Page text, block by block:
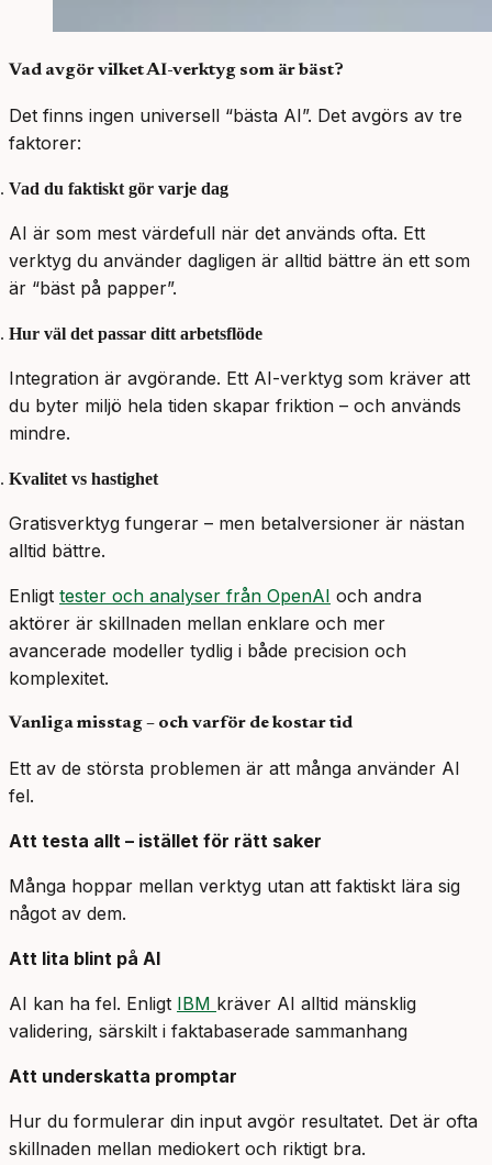
Vad avgör vilket AI-verktyg som är bäst?
Det finns ingen universell “bästa AI”. Det avgörs av tre
faktorer:
Vad du faktiskt gör varje dag
AI är som mest värdefull när det används ofta. Ett
verktyg du använder dagligen är alltid bättre än ett som
är “bäst på papper”.
Hur väl det passar ditt arbetsflöde
Integration är avgörande. Ett AI-verktyg som kräver att
du byter miljö hela tiden skapar friktion – och används
mindre.
Kvalitet vs hastighet
Gratisverktyg fungerar – men betalversioner är nästan
alltid bättre.
Enligt tester och analyser från OpenAI och andra
aktörer är skillnaden mellan enklare och mer
avancerade modeller tydlig i både precision och
komplexitet.
Vanliga misstag – och varför de kostar tid
Ett av de största problemen är att många använder AI
fel.
Att testa allt – istället för rätt saker
Många hoppar mellan verktyg utan att faktiskt lära sig
något av dem.
Att lita blint på AI
AI kan ha fel. Enligt IBM kräver AI alltid mänsklig
validering, särskilt i faktabaserade sammanhang
Att underskatta promptar
Hur du formulerar din input avgör resultatet. Det är ofta
skillnaden mellan mediokert och riktigt bra.